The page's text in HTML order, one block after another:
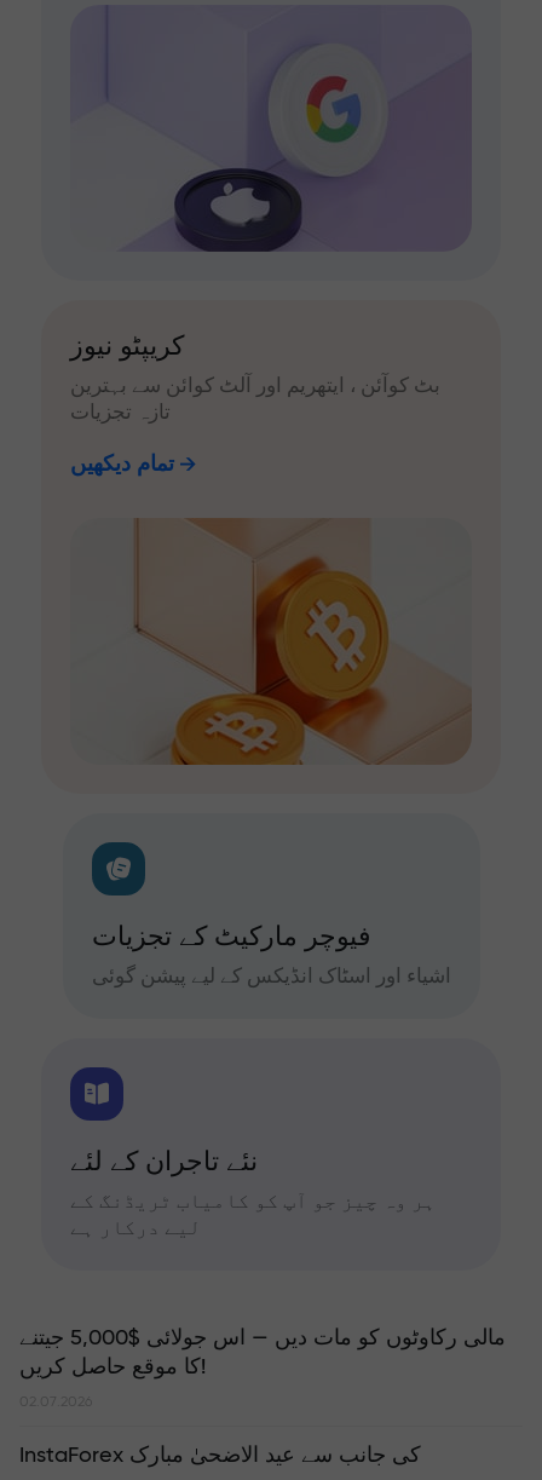
کریپٹو نیوز
بٹ کوآئن ، ایتھریم اور آلٹ کوائن سے بہترین
تازہ تجزیات
تمام دیکھیں
فیوچر مارکیٹ کے تجزیات
اشیاء اور اسٹاک انڈیکس کے لیے پیشن گوئی
نئے تاجران کے لئے
ہر وہ چیز جو آپ کو کامیاب ٹریڈنگ کے
لیے درکار ہے
مالی رکاوٹوں کو مات دیں — اس جولائی $5,000 جیتنے
کا موقع حاصل کریں!
02.07.2026
InstaForex کی جانب سے عید الاضحیٰ مبارک